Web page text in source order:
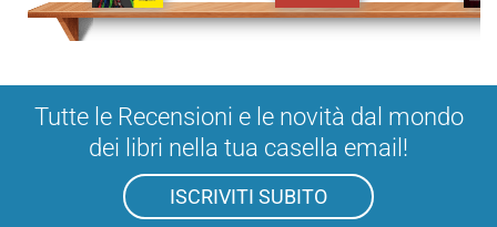
Tutte le Recensioni e le novità dal mondo
dei libri nella tua casella email!
ISCRIVITI SUBITO